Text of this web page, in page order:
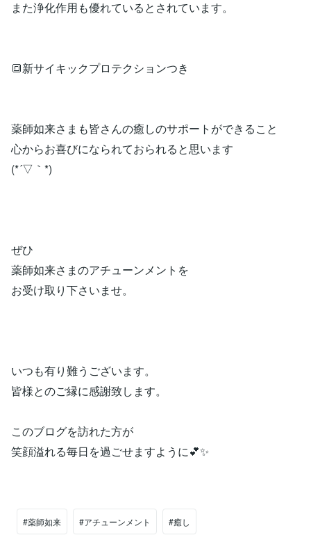
また浄化作用も優れているとされています。
🔳新サイキックプロテクションつき
薬師如来さまも皆さんの癒しのサポートができること
心からお喜びになられておられると思います
(*´▽｀*)
ぜひ
薬師如来さまのアチューンメントを
お受け取り下さいませ。
いつも有り難うございます。
皆様とのご縁に感謝致します。
このブログを訪れた方が
笑顔溢れる毎日を過ごせますように💕✨
#薬師如来 #アチューンメント #癒し